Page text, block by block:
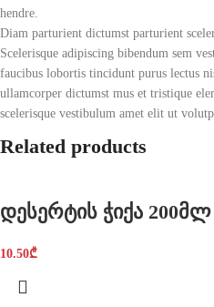
hendre.
Diam parturient dictumst parturient
Scelerisque adipiscing bibendum sem
faucibus lobortis tincidunt purus lectus
ullamcorper dictumst mus et tristique
scelerisque vestibulum amet elit ut
Related products
დესერტის ჭიქა
10.50₾